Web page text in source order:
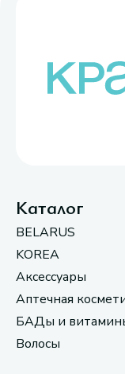
Каталог
BELARUS
KOREA
Аксессуары
Аптечная
БАДы и
Волосы